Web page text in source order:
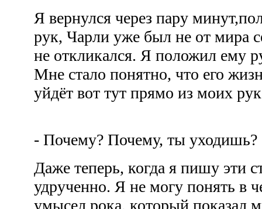
Я вернулся через пару
рук, Чарли уже был не от мира
не откликался. Я положил ему
Мне стало понятно, что его
уйдёт вот тут прямо из моих
- Почему? Почему, ты
Даже теперь, когда я пишу эти
удрученно. Я не могу понять в
умысел рока, который показал